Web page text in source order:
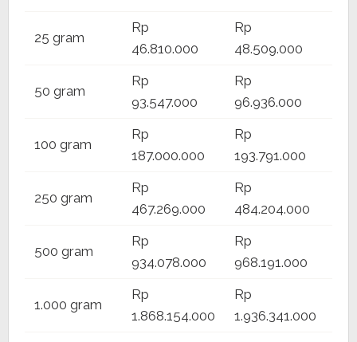
25 gram
Rp
46.810.000
Rp
48.509.000
50 gram
Rp
93.547.000
Rp
96.936.000
100 gram
Rp
187.000.000
Rp
193.791.000
250 gram
Rp
467.269.000
Rp
484.204.000
500 gram
Rp
934.078.000
Rp
968.191.000
1.000 gram
Rp
1.868.154.000
Rp
1.936.341.000